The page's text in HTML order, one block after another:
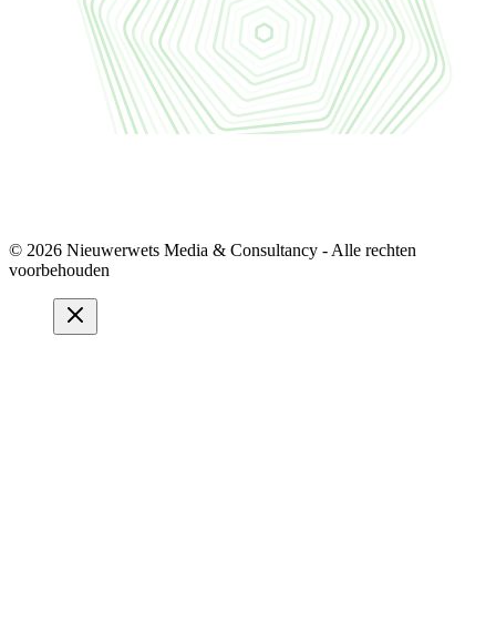
© 2026 Nieuwerwets Media & Consultancy - Alle rechten
voorbehouden